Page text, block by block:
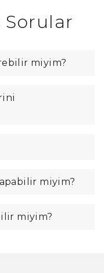
Sorular
miyim?
miyim?
miyim?